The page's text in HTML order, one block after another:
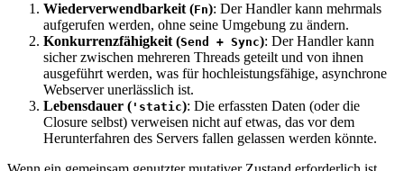
Wiederverwendbarkeit (Fn): Der Handler kann mehrmals
aufgerufen werden, ohne seine Umgebung zu ändern.
Konkurrenzfähigkeit (Send + Sync): Der Handler kann
sicher zwischen mehreren Threads geteilt und von ihnen
ausgeführt werden, was für hochleistungsfähige, asynchrone
Webserver unerlässlich ist.
Lebensdauer ( 'static): Die erfassten Daten (oder die
Closure selbst) verweisen nicht auf etwas, das vor dem
Herunterfahren des Servers fallen gelassen werden könnte.